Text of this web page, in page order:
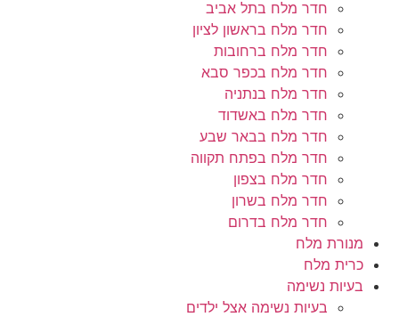
חדר מלח בתל אביב
חדר מלח בראשון לציון
חדר מלח ברחובות
חדר מלח בכפר סבא
חדר מלח בנתניה
חדר מלח באשדוד
חדר מלח בבאר שבע
חדר מלח בפתח תקווה
חדר מלח בצפון
חדר מלח בשרון
חדר מלח בדרום
מנורת מלח
כרית מלח
בעיות נשימה
בעיות נשימה אצל ילדים